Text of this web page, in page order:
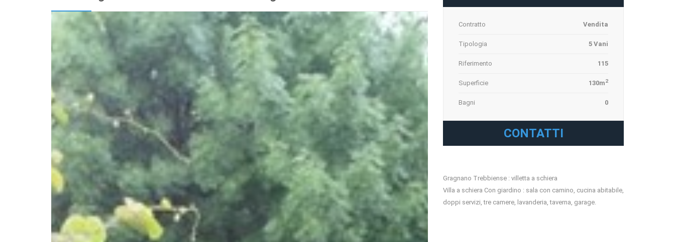
Contratto Vendita
Tipologia 5 Vani
Riferimento 115
Superficie 130m2
Bagni 0
CONTATTI
Gragnano Trebbiense : villetta a schiera
Villa a schiera Con giardino : sala con camino, cucina abitabile,
doppi servizi, tre camere, lavanderia, taverna, garage.